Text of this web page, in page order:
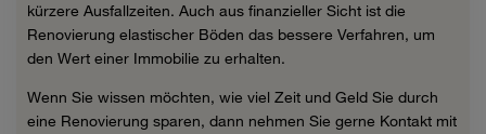
kürzere Ausfallzeiten. Auch aus finanzieller Sicht ist die
Renovierung elastischer Böden das bessere Verfahren, um
den Wert einer Immobilie zu erhalten.
Wenn Sie wissen möchten, wie viel Zeit und Geld Sie durch
eine Renovierung sparen, dann nehmen Sie gerne Kontakt mit